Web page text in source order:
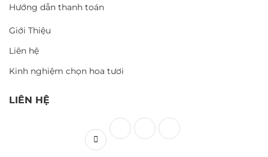
Hướng dẫn thanh toán
Giới Thiệu
Liên hệ
Kinh nghiệm chọn hoa tươi
LIÊN HỆ